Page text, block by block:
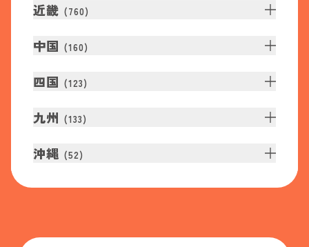
近畿 (760)
中国 (160)
四国 (123)
九州 (133)
沖縄 (52)